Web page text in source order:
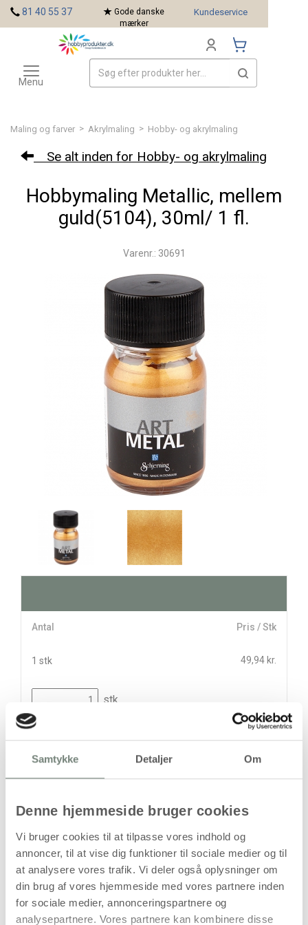
Samtykke Detaljer Om
Denne hjemmeside bruger cookies
Vi bruger cookies til at tilpasse vores indhold og
annoncer, til at vise dig funktioner til sociale medier og til
at analysere vores trafik. Vi deler også oplysninger om
din brug af vores hjemmeside med vores partnere inden
for sociale medier, annonceringspartnere og
analysepartnere. Vores partnere kan kombinere disse
Maling og farver > Akrylmaling > Hobby- og akrylmaling
Se alt inden for Hobby- og akrylmaling
Hobbymaling Metallic, mellem
guld(5104), 30ml/ 1 fl.
Varenr.: 30691
Antal Pris / Stk
1 stk 49,94 kr.
stk
49,94kr.
Leveringsomkostninger
81 40 55 37
Gode danske
mærker
Kundeservice
Toggle
navigation
Menu
Mærker